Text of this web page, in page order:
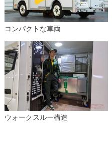
コンパクトな車両
ウォークスルー構造